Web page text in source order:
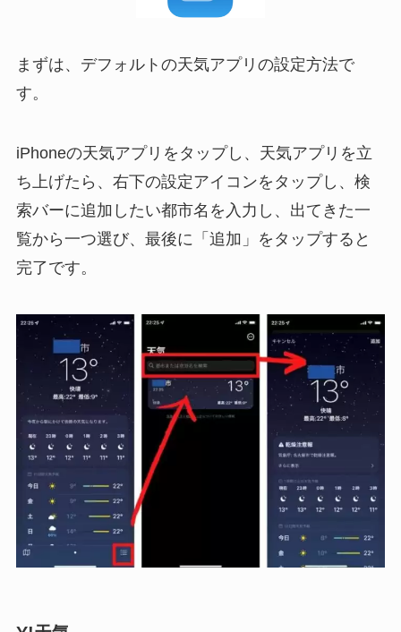
まずは、デフォルトの天気アプリの設定方法で
す。
iPhoneの天気アプリをタップし、天気アプリを立
ち上げたら、右下の設定アイコンをタップし、検
索バーに追加したい都市名を入力し、出てきた一
覧から一つ選び、最後に「追加」をタップすると
完了です。